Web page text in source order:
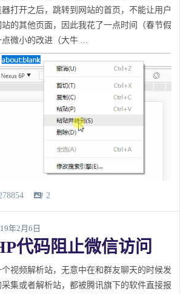
打开之后，跳转到网站的首页，不能让用户
的其他页面，因此我花了一点时间（春节假
微小的改进（大牛 ...
 2
年2月6日
代码阻止微信访问
视频解析站，无意中在和群友聊天的时候发
集或者解析站，都被腾讯旗下的软件直接报